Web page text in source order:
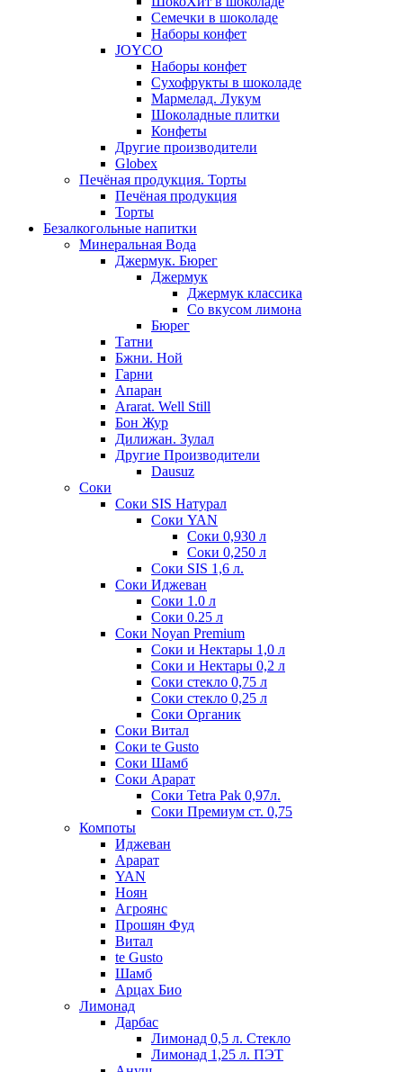
Семечки в шоколаде
Наборы конфет
JOYCO
Наборы конфет
Сухофрукты в шоколаде
Мармелад. Лукум
Шоколадные плитки
Конфеты
Другие производители
Globex
Печёная продукция. Торты
Печёная продукция
Торты
Безалкогольные напитки
Минеральная Вода
Джермук. Бюрег
Джермук
Джермук классика
Со вкусом лимона
Бюрег
Татни
Бжни. Ной
Гарни
Апаран
Ararat. Well Still
Бон Жур
Дилижан. Зулал
Другие Производители
Dausuz
Соки
Соки SIS Натурал
Соки YAN
Соки 0,930 л
Соки 0,250 л
Соки SIS 1,6 л.
Соки Иджеван
Соки 1.0 л
Соки 0.25 л
Соки Noyan Premium
Соки и Нектары 1,0 л
Соки и Нектары 0,2 л
Соки стекло 0,75 л
Соки стекло 0,25 л
Соки Органик
Соки Витал
Соки te Gusto
Соки Шамб
Соки Арарат
Соки Tetra Pak 0,97л.
Соки Премиум ст. 0,75
Компоты
Иджеван
Арарат
YAN
Ноян
Агроянс
Прошян Фуд
Витал
te Gusto
Шамб
Арцах Био
Лимонад
Дарбас
Лимонад 0,5 л. Стекло
Лимонад 1,25 л. ПЭТ